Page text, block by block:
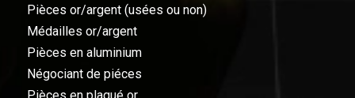
Pièces or/argent (usées ou non)
Médailles or/argent
Pièces en aluminium
Négociant de piéces